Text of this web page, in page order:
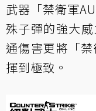
武器「禁衛軍
殊子彈的強大
通傷害更將「
揮到極致。